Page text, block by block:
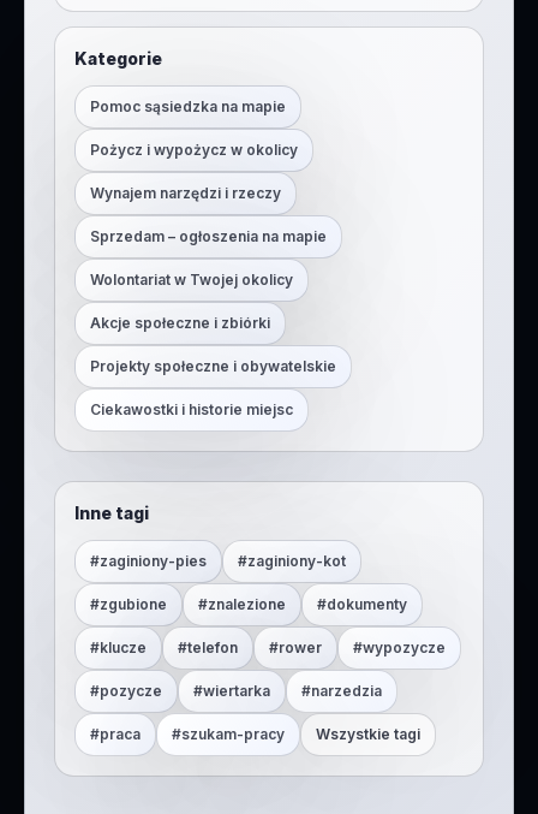
Kategorie
Pomoc sąsiedzka na mapie
Pożycz i wypożycz w okolicy
Wynajem narzędzi i rzeczy
Sprzedam – ogłoszenia na mapie
Wolontariat w Twojej okolicy
Akcje społeczne i zbiórki
Projekty społeczne i obywatelskie
Ciekawostki i historie miejsc
Inne tagi
#zaginiony-pies #zaginiony-kot
#zgubione #znalezione #dokumenty
#klucze #telefon #rower #wypozycze
#pozycze #wiertarka #narzedzia
#praca #szukam-pracy Wszystkie tagi